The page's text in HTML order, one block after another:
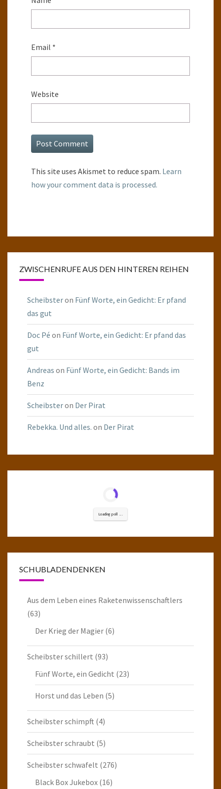
Email *
Website
This site uses Akismet to reduce spam. Learn
how your comment data is processed.
ZWISCHENRUFE AUS DEN HINTEREN REIHEN
Scheibsteron Fünf Worte, ein Gedicht: Er pfand
das gut
Doc Pé on Fünf Worte, ein Gedicht: Er pfand das
gut
Andreas on Fünf Worte, ein Gedicht: Bands im
Benz
Scheibsteron Der Pirat
Rebekka. Und alles. on Der Pirat
Loading poll ...
SCHUBLADENDENKEN
Aus dem Leben eines Raketenwissenschaftlers
(63)
Der Krieg der Magier (6)
Scheibster schillert (93)
Fünf Worte, ein Gedicht (23)
Horst und das Leben (5)
Scheibster schimpft (4)
Scheibster schraubt (5)
Scheibster schwafelt (276)
Black Box Jukebox (16)